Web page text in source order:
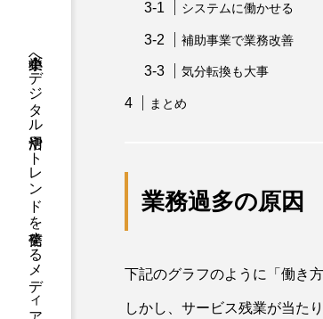
中小企業へデジタル活用やトレンドを発信するメディア
システムに働かせる
補助事業で業務改善
気分転換も大事
まとめ
業務過多の原因
下記のグラフのように「働き
しかし、サービス残業が当た